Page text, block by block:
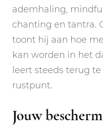
ademhaling,
chanting en tantra.
toont hij aan hoe
kan worden in het
leert steeds terug
rustpunt.
Jouw